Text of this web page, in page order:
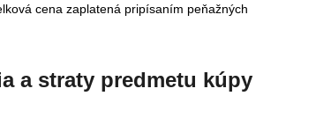
cena zaplatená pripísaním peňažných
a straty predmetu kúpy